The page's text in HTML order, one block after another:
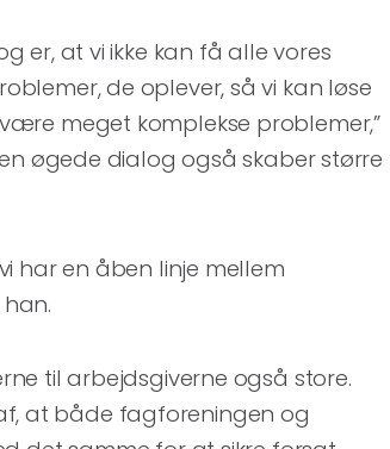
er, at vi ikke kan få alle vores
de oplever, så vi kan løse
meget komplekse problemer,”
øgede dialog også skaber større
har en åben linje mellem
til arbejdsgiverne også store.
at både fagforeningen og